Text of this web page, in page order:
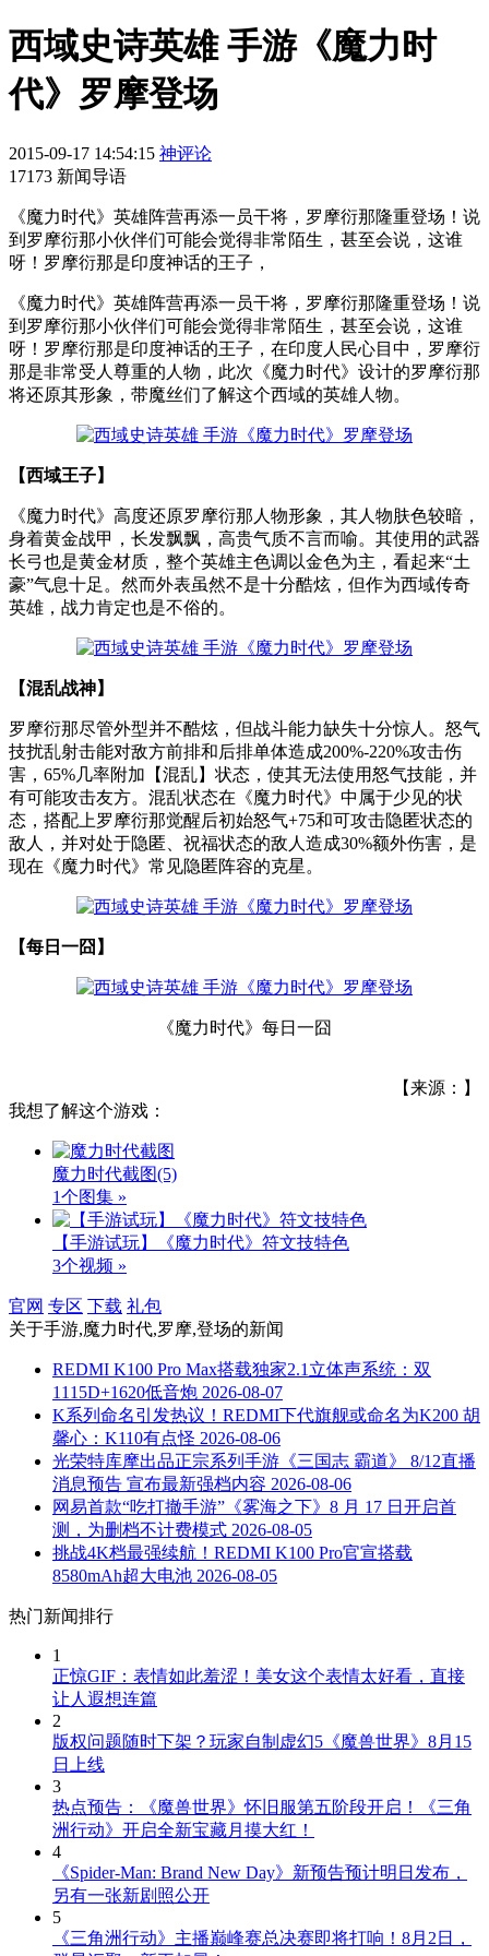
西域史诗英雄 手游《魔力时
代》罗摩登场
2015-09-17 14:54:15 神评论
17173 新闻导语
《魔力时代》英雄阵营再添一员干将，罗摩衍那隆重登场！说
到罗摩衍那小伙伴们可能会觉得非常陌生，甚至会说，这谁
呀！罗摩衍那是印度神话的王子，
《魔力时代》英雄阵营再添一员干将，罗摩衍那隆重登场！说
到罗摩衍那小伙伴们可能会觉得非常陌生，甚至会说，这谁
呀！罗摩衍那是印度神话的王子，在印度人民心目中，罗摩衍
那是非常受人尊重的人物，此次《魔力时代》设计的罗摩衍那
将还原其形象，带魔丝们了解这个西域的英雄人物。
【西域王子】
《魔力时代》高度还原罗摩衍那人物形象，其人物肤色较暗，
身着黄金战甲，长发飘飘，高贵气质不言而喻。其使用的武器
长弓也是黄金材质，整个英雄主色调以金色为主，看起来“土
豪”气息十足。然而外表虽然不是十分酷炫，但作为西域传奇
英雄，战力肯定也是不俗的。
【混乱战神】
罗摩衍那尽管外型并不酷炫，但战斗能力缺失十分惊人。怒气
技扰乱射击能对敌方前排和后排单体造成200%-220%攻击伤
害，65%几率附加【混乱】状态，使其无法使用怒气技能，并
有可能攻击友方。混乱状态在《魔力时代》中属于少见的状
态，搭配上罗摩衍那觉醒后初始怒气+75和可攻击隐匿状态的
敌人，并对处于隐匿、祝福状态的敌人造成30%额外伤害，是
现在《魔力时代》常见隐匿阵容的克星。
【每日一囧】
《魔力时代》每日一囧
【来源：】
我想了解这个游戏：
魔力时代截图(5)
1个图集 »
【手游试玩】《魔力时代》符文技特色
3个视频 »
官网 专区 下载 礼包
关于手游,魔力时代,罗摩,登场的新闻
REDMI K100 Pro Max搭载独家2.1立体声系统：双
1115D+1620低音炮 2026-08-07
K系列命名引发热议！REDMI下代旗舰或命名为K200 胡
馨心：K110有点怪 2026-08-06
光荣特库摩出品正宗系列手游《三国志 霸道》 8/12直播
消息预告 宣布最新强档内容 2026-08-06
网易首款“吃打撤手游”《雾海之下》8 月 17 日开启首
测，为删档不计费模式 2026-08-05
挑战4K档最强续航！REDMI K100 Pro官宣搭载
8580mAh超大电池 2026-08-05
热门新闻排行
1
正惊GIF：表情如此羞涩！美女这个表情太好看，直接
让人遐想连篇
2
版权问题随时下架？玩家自制虚幻5《魔兽世界》8月15
日上线
3
热点预告：《魔兽世界》怀旧服第五阶段开启！《三角
洲行动》开启全新宝藏月摸大红！
4
《Spider-Man: Brand New Day》新预告预计明日发布，
另有一张新剧照公开
5
《三角洲行动》主播巅峰赛总决赛即将打响！8月2日，